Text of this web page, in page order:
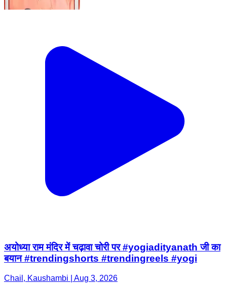
अयोध्या राम मंदिर में चढ़ावा चोरी पर #yogiadityanath जी का
बयान #trendingshorts #trendingreels #yogi
Chail, Kaushambi | Aug 3, 2026